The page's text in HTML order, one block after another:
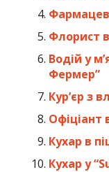
Флорист в
Водій у
Фермер”
Кур’єр з
Офіціант
Кухар в
Кухар у